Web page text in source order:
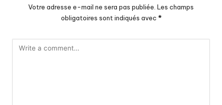
Votre adresse e-mail ne sera pas publiée. Les champs
obligatoires sont indiqués avec *